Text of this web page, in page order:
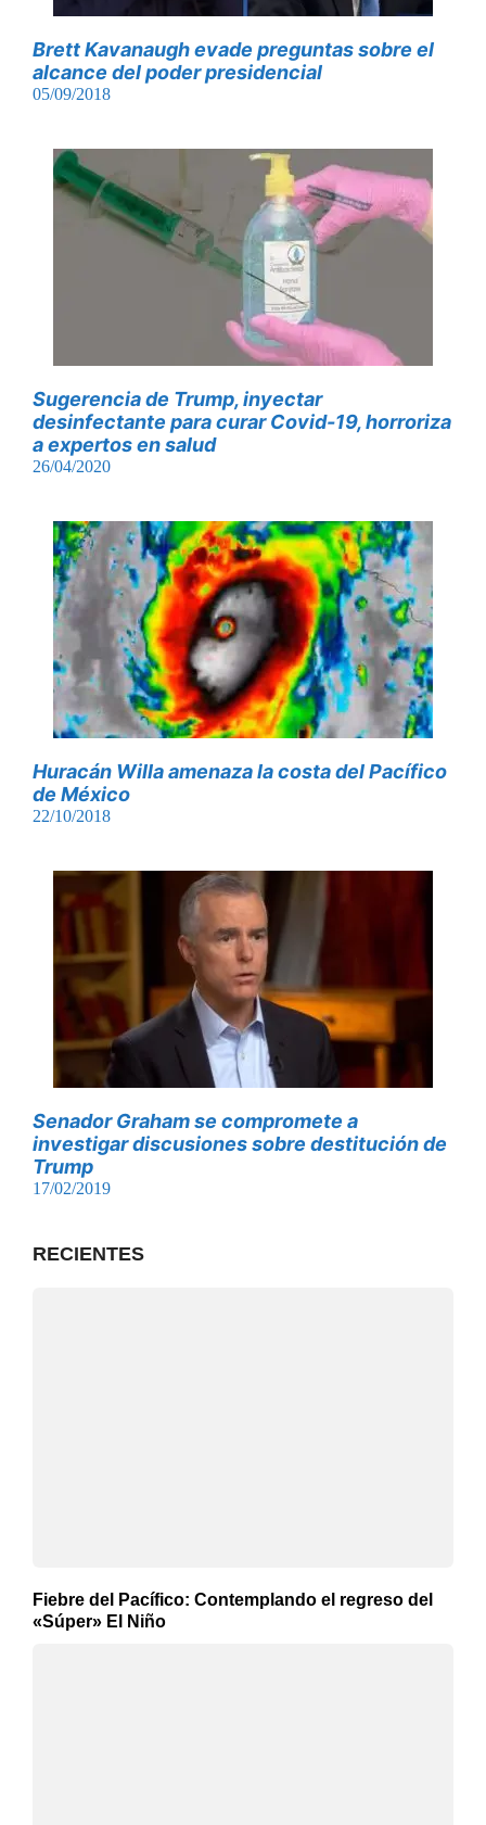
Brett Kavanaugh evade preguntas sobre el
alcance del poder presidencial
05/09/2018
Sugerencia de Trump, inyectar
desinfectante para curar Covid-19, horroriza
a expertos en salud
26/04/2020
Huracán Willa amenaza la costa del Pacífico
de México
22/10/2018
Senador Graham se compromete a
investigar discusiones sobre destitución de
Trump
17/02/2019
RECIENTES
Fiebre del Pacífico: Contemplando el regreso del
«Súper» El Niño